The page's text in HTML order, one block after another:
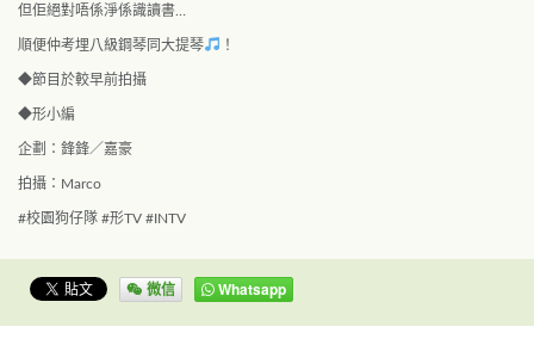
但佢絕對唔係淨係識讀書
順便仲考埋八級鋼琴同大提琴 ！
◆節目於較早前拍攝
◆形小編
企劃：鋒鋒／嘉豪
拍攝： Marco
#校園狗仔隊 #形TV #INTV
微信 Whatsapp